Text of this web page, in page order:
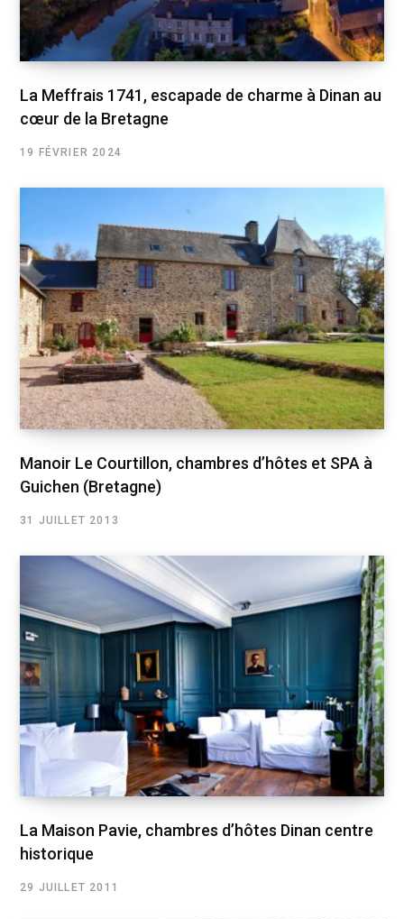
La Meffrais 1741, escapade de charme à Dinan au
cœur de la Bretagne
19 FÉVRIER 2024
Manoir Le Courtillon, chambres d’hôtes et SPA à
Guichen (Bretagne)
31 JUILLET 2013
La Maison Pavie, chambres d’hôtes Dinan centre
historique
29 JUILLET 2011